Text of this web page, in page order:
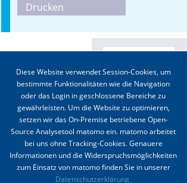
Drucken
Impressum Datenschutz
Diese Website verwendet Session-Cookies, um
bestimmte Funktionalitäten wie die Navigation
oder das Login in geschlossene Bereiche zu
gewährleisten. Um die Website zu optimieren,
setzen wir das On-Premise betriebene Open-
Source Analysetool matomo ein. matomo arbeitet
bei uns ohne Tracking-Cookies. Genauere
Informationen und die Widerspruchsmöglichkeiten
zum Einsatz von matomo finden Sie in unserer
Datenschutzerklärung.